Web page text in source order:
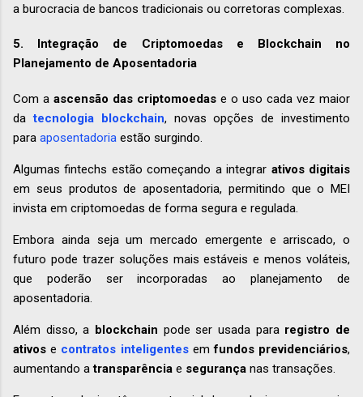
a burocracia de bancos tradicionais ou corretoras complexas.
5. Integração de Criptomoedas e Blockchain no
Planejamento de Aposentadoria
Com a ascensão das criptomoedas e o uso cada vez maior
datecnologia blockchain, novas opções de investimento
para aposentadoria estão surgindo.
Algumas fintechs estão começando a integrar ativos digitais
em seus produtos de aposentadoria, permitindo que o MEI
invista em criptomoedas de forma segura e regulada.
Embora ainda seja um mercado emergente e arriscado, o
futuro pode trazer soluções mais estáveis e menos voláteis,
que poderão ser incorporadas ao planejamento de
aposentadoria.
Além disso, a blockchain pode ser usada para registro de
ativos e contratos inteligentesemfundos previdenciários,
aumentando atransparência e segurança nas transações.